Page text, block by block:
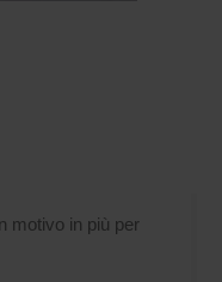
motivo in più per